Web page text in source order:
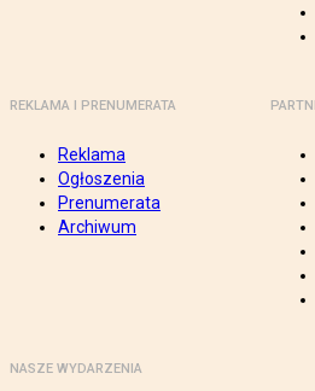
REKLAMA I PRENUMERATA
Reklama
Ogłoszenia
Prenumerata
Archiwum
NASZE WYDARZENIA